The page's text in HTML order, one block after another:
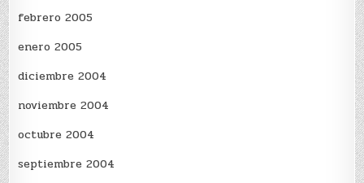
febrero 2005
enero 2005
diciembre 2004
noviembre 2004
octubre 2004
septiembre 2004